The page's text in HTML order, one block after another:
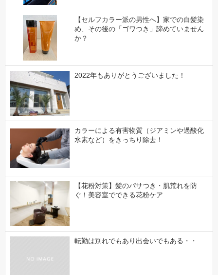
【セルフカラー派の男性へ】家での白髪染
め、その後の「ゴワつき」諦めていません
か？
2022年もありがとうございました！
カラーによる有害物質（ジアミンや過酸化
水素など）をきっちり除去！
【花粉対策】髪のパサつき・肌荒れを防
ぐ！美容室でできる花粉ケア
転勤は別れでもあり出会いでもある・・